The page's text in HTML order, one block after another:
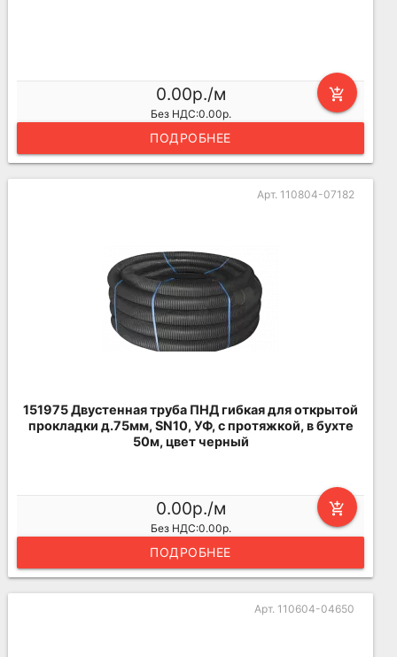
add_shopping_cart
0.00р./м
Без НДС:0.00р.
ПОДРОБНЕЕ
Арт. 110804-07182
151975 Двустенная труба ПНД гибкая для открытой
прокладки д.75мм, SN10, УФ, с протяжкой, в бухте
50м, цвет черный
add_shopping_cart
0.00р./м
Без НДС:0.00р.
ПОДРОБНЕЕ
Арт. 110604-04650